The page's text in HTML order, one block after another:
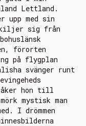
Lettland.
upp med sin
skiljer sig från
förorten
på flygplan
svänger runt
åker hon till
mystisk man
I drömmen